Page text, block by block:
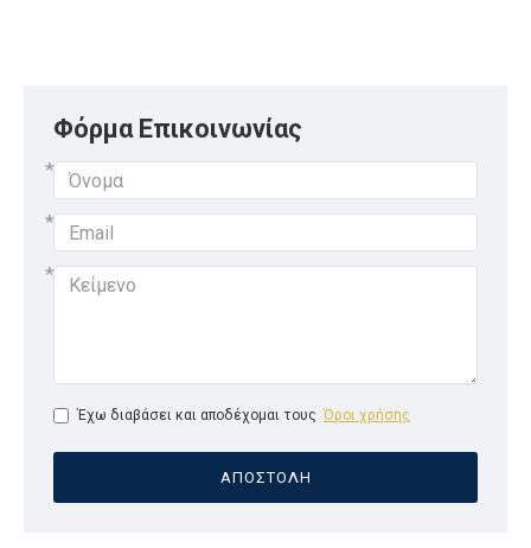
Φόρμα Επικοινωνίας
Έχω διαβάσει και αποδέχομαι τους Όροι χρήσης
ΑΠΟΣΤΟΛΉ